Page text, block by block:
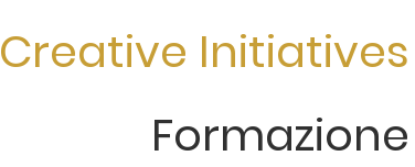
Creative Initiatives
Formazione